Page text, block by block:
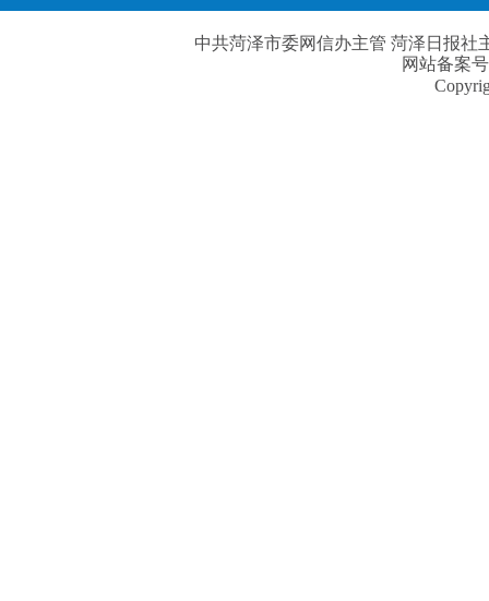
中共菏泽市委网信办主管 菏泽日报社
网站备案